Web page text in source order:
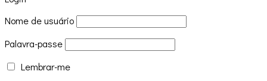
Nome de usuário
Palavra-passe
Lembrar-me